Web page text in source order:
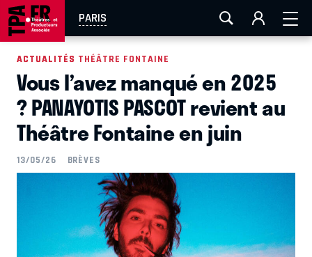
PARIS
AIX-MARSEILLE LA ROCHELLE
EN TOURNÉE
ACTUALITÉS
ACTUALITÉS THÉÂTRE FONTAINE
Vous l’avez manqué en 2025
? PANAYOTIS PASCOT revient au
Théâtre Fontaine en juin
13/05/26 BRÈVES